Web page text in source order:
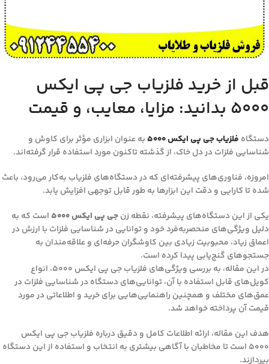
قبل از خرید فلزیاب جی پی ایکس
5000 بدانید: مزایا، معایب، و قیمت
دستگاه فلزیاب‌ جی پی ایکس ۵۰۰۰
به عنوان ابزاری مؤثر برای کاوش و
شناسایی فلزات در دل خاک، از گذشته تاکنون مورد استفاده قرار گرفته‌اند.
امروزه، فناوری‌های پیشرفته‌ای که در دستگاه‌های فلزیاب به‌کار می‌رود، باعث
شده تا کارایی و دقت این ابزارها به طور قابل توجهی افزایش یابد.
یکی از این دستگاه‌های پیشرفته، نقطه زنجی پی ایکس ۵۰۰۰
است که به
دلیل ویژگی‌های منحصربه‌فرد خود و توانایی در شناسایی فلزات با ارزش در
اعماق زیاد، محبوبیت زیادی بین کاوشگران حرفه‌ای و علاقه‌مندان به
جستجوهای گنج‌یابی پیدا کرده است.
در این مقاله، به بررسی ویژگی‌های فلزیاب جی پی ایکس ۵۰۰۰، انواع
کویل‌های قابل استفاده با آن، توانایی‌های دستگاه در شناسایی فلزات در
عمق‌های مختلف و همچنین راهنمایی‌هایی برای خرید و اطلاعاتی در مورد
قیمت آن پرداخته خواهد شد.
هدف این مقاله، ارائه اطلاعات کامل و دقیق درباره فلزیاب جی پی ایکس
۵۰۰۰ است تا مخاطبان با آگاهی بیشتری به انتخاب و استفاده از این دستگاه
بپردازند.